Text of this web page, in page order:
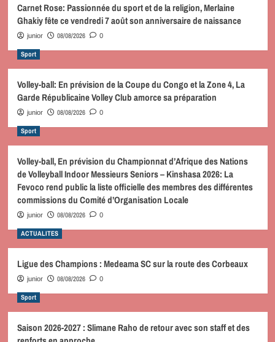
Carnet Rose: Passionnée du sport et de la religion, Merlaine
Ghakiy fête ce vendredi 7 août son anniversaire de naissance
junior 08/08/2026 0
Sport
Volley-ball: En prévision de la Coupe du Congo et la Zone 4, La
Garde Républicaine Volley Club amorce sa préparation
junior 08/08/2026 0
Sport
Volley-ball, En prévision du Championnat d’Afrique des Nations
de Volleyball Indoor Messieurs Seniors – Kinshasa 2026: La
Fevoco rend public la liste officielle des membres des différentes
commissions du Comité d’Organisation Locale
junior 08/08/2026 0
ACTUALITES
Ligue des Champions : Medeama SC sur la route des Corbeaux
junior 08/08/2026 0
Sport
Saison 2026-2027 : Slimane Raho de retour avec son staff et des